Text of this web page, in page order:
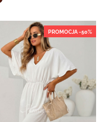
PROMOCJA -50%